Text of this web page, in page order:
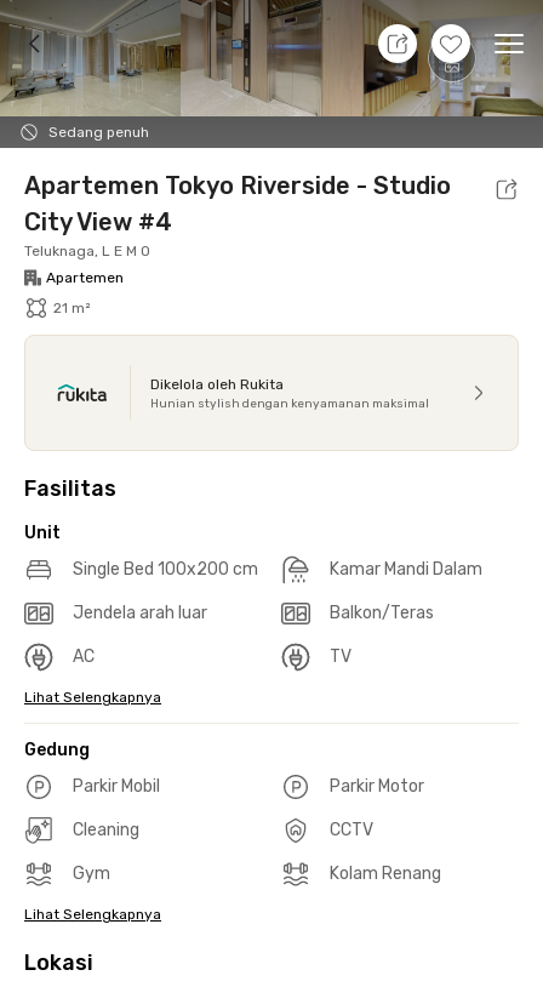
+15
Sedang penuh
7 Agt 26 - Belum tahu
Foto Fasilitas bersama Lokasi Aturan
Apartemen Tokyo Riverside - Studio
City View #4
Teluknaga, L E M O
Apartemen
21 m²
Dikelola oleh Rukita
Hunian stylish dengan kenyamanan maksimal
Fasilitas
Unit
Single Bed 100x200 cm
Kamar Mandi Dalam
Jendela arah luar Balkon/Teras
AC TV
Lihat Selengkapnya
Gedung
Parkir Mobil
Parkir Motor
Cleaning CCTV
Gym Kolam Renang
Lihat Selengkapnya
Lokasi